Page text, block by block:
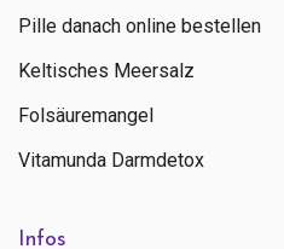
Pille danach online bestellen
Keltisches Meersalz
Folsäuremangel
Vitamunda Darmdetox
Infos